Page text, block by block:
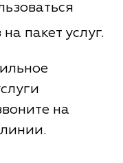
пакет услуг.
на